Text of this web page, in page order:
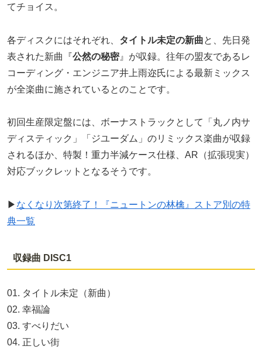
てチョイス。
各ディスクにはそれぞれ、 タイトル未定の新曲と、先日発
表された新曲『公然の秘密』が収録。往年の盟友であるレ
コーディング・エンジニア井上雨迩氏による最新ミックス
が全楽曲に施されているとのことです。
初回生産限定盤には、ボーナストラックとして「丸ノ内サ
ディスティック」「ジユーダム」のリミックス楽曲が収録
されるほか、特製！重力半減ケース仕様、AR（拡張現実）
対応ブックレットとなるそうです。
▶ なくなり次第終了！『ニュートンの林檎』ストア別の特
典一覧
収録曲 DISC1
01. タイトル未定（新曲）
02. 幸福論
03. すべりだい
04. 正しい街